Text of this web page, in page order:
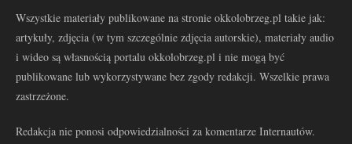
Wszystkie materiały publikowane na stronie okkolobrzeg.pl takie jak:
artykuły, zdjęcia (w tym szczególnie zdjęcia autorskie), materiały audio
i wideo są własnością portalu okkolobrzeg.pl i nie mogą być
publikowane lub wykorzystywane bez zgody redakcji. Wszelkie prawa
zastrzeżone.
Redakcja nie ponosi odpowiedzialności za komentarze Internautów.